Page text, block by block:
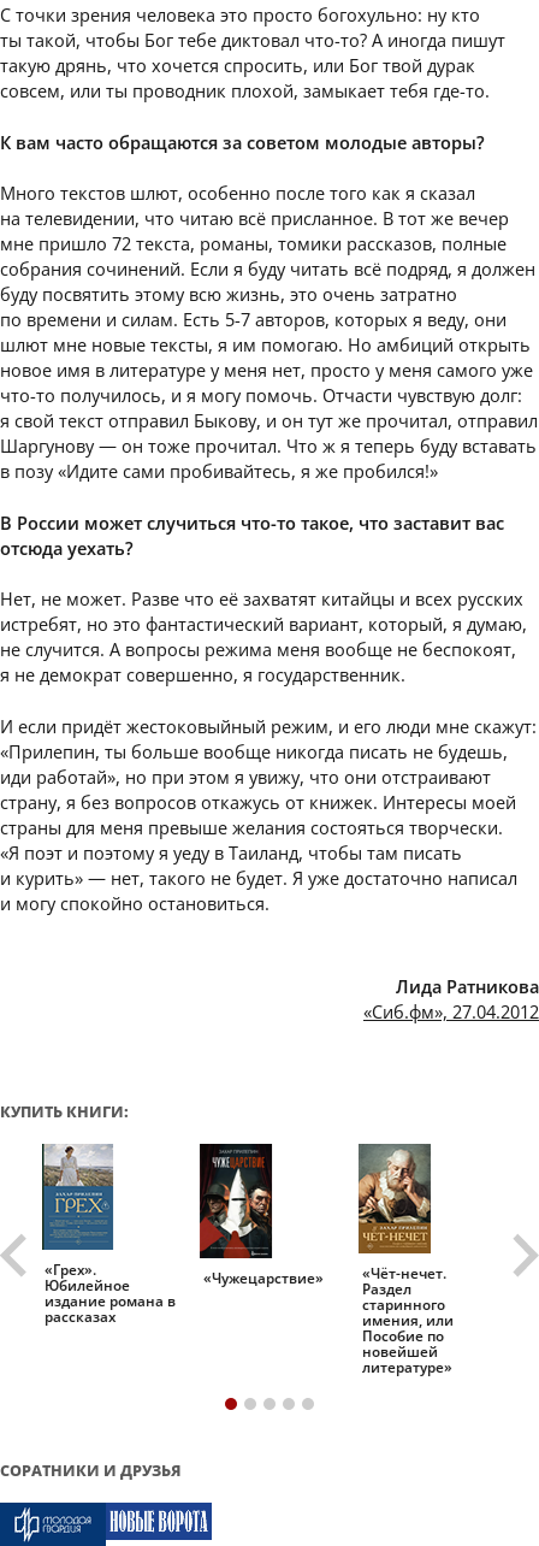
С точки зрения человека это просто богохульно: ну кто
ты такой, чтобы Бог тебе диктовал что-то? А иногда пишут
такую дрянь, что хочется спросить, или Бог твой дурак
совсем, или ты проводник плохой, замыкает тебя где-то.
К вам часто обращаются за советом молодые авторы?
Много текстов шлют, особенно после того как я сказал
на телевидении, что читаю всё присланное. В тот же вечер
мне пришло 72 текста, романы, томики рассказов, полные
собрания сочинений. Если я буду читать всё подряд, я должен
буду посвятить этому всю жизнь, это очень затратно
по времени и силам. Есть 5-7 авторов, которых я веду, они
шлют мне новые тексты, я им помогаю. Но амбиций открыть
новое имя в литературе у меня нет, просто у меня самого уже
что-то получилось, и я могу помочь. Отчасти чувствую долг:
я свой текст отправил Быкову, и он тут же прочитал, отправил
Шаргунову — он тоже прочитал. Что ж я теперь буду вставать
в позу «Идите сами пробивайтесь, я же пробился!»
В России может случиться что-то такое, что заставит вас
отсюда уехать?
Нет, не может. Разве что её захватят китайцы и всех русских
истребят, но это фантастический вариант, который, я думаю,
не случится. А вопросы режима меня вообще не беспокоят,
я не демократ совершенно, я государственник.
И если придёт жестоковыйный режим, и его люди мне скажут:
«Прилепин, ты больше вообще никогда писать не будешь,
иди работай», но при этом я увижу, что они отстраивают
страну, я без вопросов откажусь от книжек. Интересы моей
страны для меня превыше желания состояться творчески.
«Я поэт и поэтому я уеду в Таиланд, чтобы там писать
и курить» — нет, такого не будет. Я уже достаточно написал
и могу спокойно остановиться.
Лида Ратникова
«Сиб.фм», 27.04.2012
КУПИТЬ КНИГИ:
«Грех».
Юбилейное
издание романа в
рассказах
«Чужецарствие» «Чёт-нечет.
Раздел
старинного
имения, или
Пособие по
новейшей
литературе»
СОРАТНИКИ И ДРУЗЬЯ